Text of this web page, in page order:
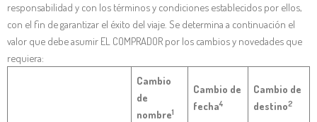
responsabilidad y con los términos y condiciones establecidos por ellos,
con el fin de garantizar el éxito del viaje. Se determina a continuación el
valor que debe asumir EL COMPRADOR por los cambios y novedades que
requiera:
Cambio
de
nombre1
Cambio de
fecha4
Cambio de
destino2